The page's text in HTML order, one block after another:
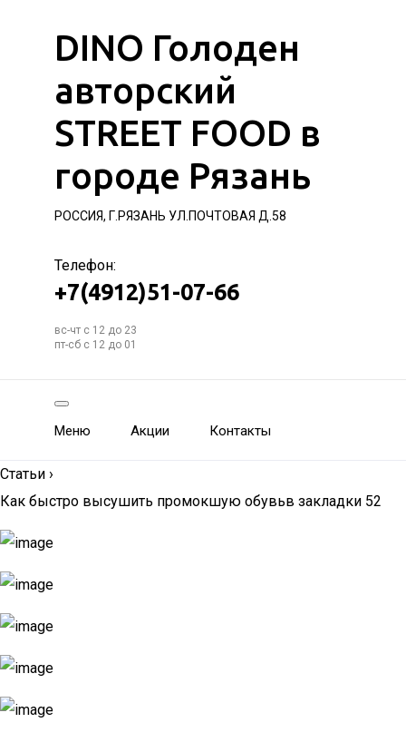
DINO Голоден
авторский
STREET FOOD в
городе Рязань
РОССИЯ, Г.РЯЗАНЬ УЛ.ПОЧТОВАЯ Д.58
Телефон:
+7(4912)51-07-66
вс-чт с 12 до 23
пт-сб с 12 до 01
Меню Акции Контакты
Статьи ›
Как быстро высушить промокшую обувьв закладки 52